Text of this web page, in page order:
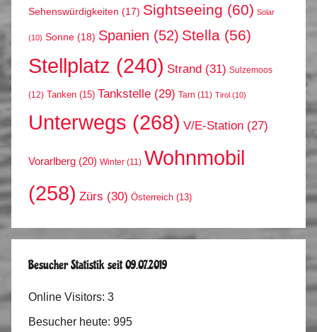
Sehenswürdigkeiten (17) Sightseeing (60) Solar
(10) Sonne (18) Spanien (52) Stella (56)
Stellplatz (240) Strand (31) Sulzemoos
(12) Tanken (15) Tankstelle (29) Tarn (11) Tirol (10)
Unterwegs (268) V/E-Station (27)
Vorarlberg (20) Winter (11) Wohnmobil
(258) Zürs (30) Österreich (13)
Besucher Statistik seit 09.07.2019
Online Visitors: 3
Besucher heute: 995